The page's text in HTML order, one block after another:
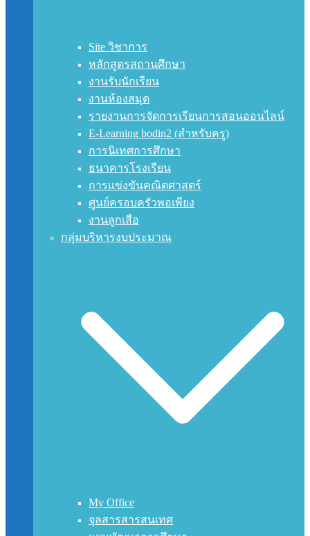
Site วิชาการ
หลักสูตรสถานศึกษา
งานรับนักเรียน
งานห้องสมุด
รายงานการจัดการเรียนการสอนออนไลน์
E-Learning bodin2 (สำหรับครู)
การนิเทศการศึกษา
ธนาคารโรงเรียน
การแข่งขันคณิตศาสตร์
ศูนย์ครอบครัวพอเพียง
งานลูกเสือ
กลุ่มบริหารงบประมาณ
My Office
จุลสารสารสนเทศ